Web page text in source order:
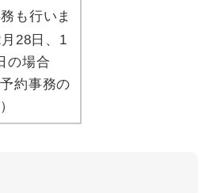
も行いま
28日、1
の場合
約事務の
）